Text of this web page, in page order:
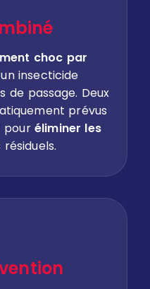
choc par
insecticide
de passage. Deux
prévus
pouréliminer les